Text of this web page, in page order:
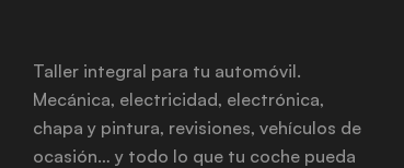
Taller integral para tu automóvil.
Mecánica, electricidad, electrónica,
chapa y pintura, revisiones, vehículos de
ocasión… y todo lo que tu coche pueda